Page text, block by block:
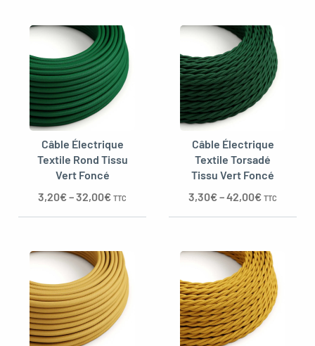
Câble Électrique
Textile Rond Tissu
Vert Foncé
3,20€–32,00€ TTC
Câble Électrique
Textile Torsadé
Tissu Vert Foncé
3,30€–42,00€ TTC